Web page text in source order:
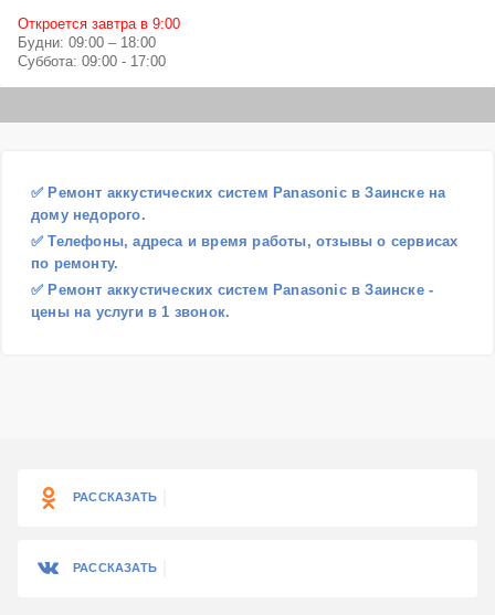
Откроется завтра в 9:00
Будни: 09:00 – 18:00
Суббота: 09:00 - 17:00
✅ Ремонт аккустических систем Panasonic в Заинске на
дому недорого.
✅ Телефоны, адреса и время работы, отзывы о сервисах
по ремонту.
✅ Ремонт аккустических систем Panasonic в Заинске -
цены на услуги в 1 звонок.
РАССКАЗАТЬ
РАССКАЗАТЬ